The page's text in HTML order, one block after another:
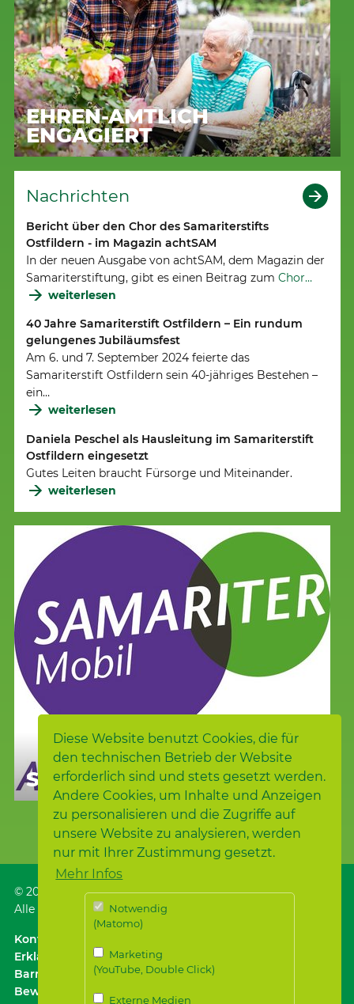
Diese Website benutzt Cookies, die für
den technischen Betrieb der Website
erforderlich sind und stets gesetzt werden.
Andere Cookies, um Inhalte und Anzeigen
zu personalisieren und die Zugriffe auf
unsere Website zu analysieren, werden
nur mit Ihrer Zustimmung gesetzt.
Mehr Infos
Notwendig
(Matomo)
Marketing
(YouTube, Double Click)
Externe Medien
EHREN-AMTLICH
ENGAGIERT
Nachrichten
Bericht über den Chor des Samariterstifts
Ostfildern - im Magazin achtSAM
In der neuen Ausgabe von achtSAM, dem Magazin der
Samariterstiftung, gibt es einen Beitrag zumChor…
weiterlesen
40 Jahre Samariterstift Ostfildern – Ein rundum
gelungenes Jubiläumsfest
Am 6. und 7. September 2024 feierte das
Samariterstift Ostfildern sein 40-jähriges Bestehen –
ein…
weiterlesen
Daniela Peschel als Hausleitung im Samariterstift
Ostfildern eingesetzt
Gutes Leiten braucht Fürsorge und Miteinander.
weiterlesen
SAMARITER- MOBIL
© 2026 Samariterstiftung, Nürtingen
Alle Rechte vorbehalten.
Kontakt
Erklärung zur
Barrierefreiheit｜Datenschutz｜Datenschutz für
Bewerber*innen